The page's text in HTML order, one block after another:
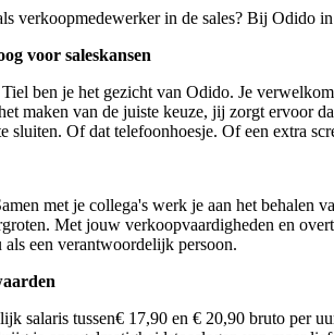
verkoopmedewerker in de sales? Bij Odido
voor saleskansen
ben je het gezicht van Odido. Je
maken van de juiste keuze, jij zorgt ervoor
sluiten. Of dat telefoonhoesje. Of een extra
met je collega's werk je aan het behalen
Met jouw verkoopvaardigheden en
een verantwoordelijk persoon.
salaris tussen€ 17,90 en € 20,90 bruto per